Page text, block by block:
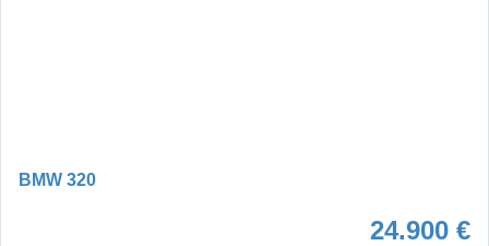
BMW 320
24.900 €